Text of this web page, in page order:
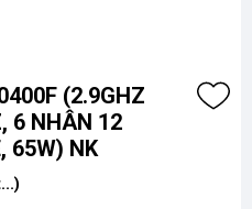
(2.9GHZ
6 NHÂN 12
65W) NK